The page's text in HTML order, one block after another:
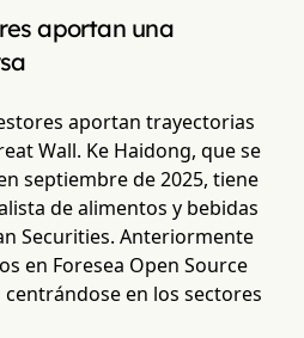
aportan una
aportan trayectorias
Wall. Ke Haidong, que se
septiembre de 2025, tiene
de alimentos y bebidas
Securities. Anteriormente
en Foresea Open Source
centrándose en los sectores